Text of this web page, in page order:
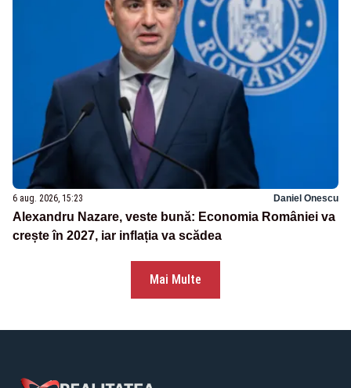
6 aug. 2026, 15:23 Daniel Onescu
Alexandru Nazare, veste bună: Economia României va
crește în 2027, iar inflația va scădea
Mai Multe